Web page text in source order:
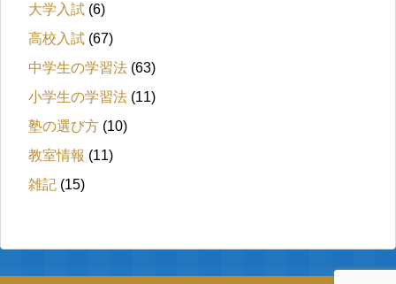
大学入試 (6)
高校入試 (67)
中学生の学習法 (63)
小学生の学習法 (11)
塾の選び方 (10)
教室情報 (11)
雑記 (15)